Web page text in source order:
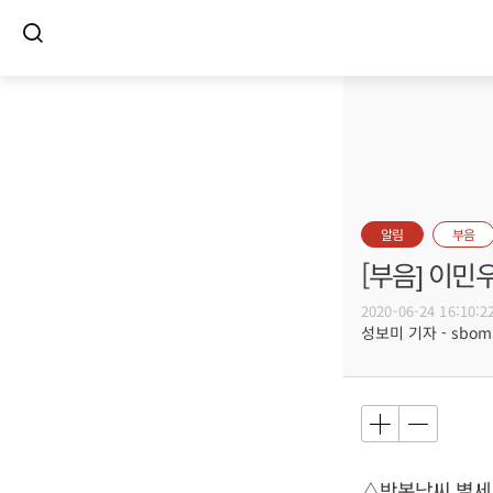
알림 부음
[부음] 이민
2020-06-24
성보미 기자 -